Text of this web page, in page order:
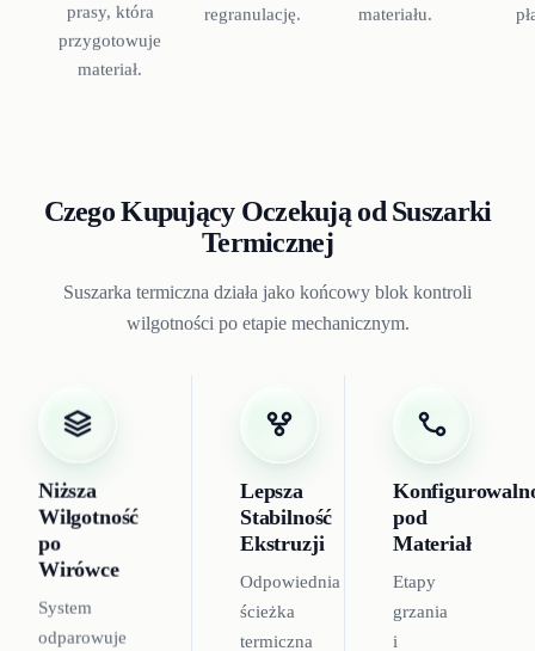
prasy, która
przygotowuje
materiał.
regranulację.
materiału.
Czego Kupujący Oczekują od Suszarki
Termicznej
Suszarka termiczna działa jako końcowy blok kontroli
wilgotności po etapie mechanicznym.
Niższa
Wilgotność
po
Wirówce
System
odparowuje
Lepsza
Stabilność
Ekstruzji
Odpowiednia
ścieżka
termiczna
pod
Materiał
Etapy
grzania
i